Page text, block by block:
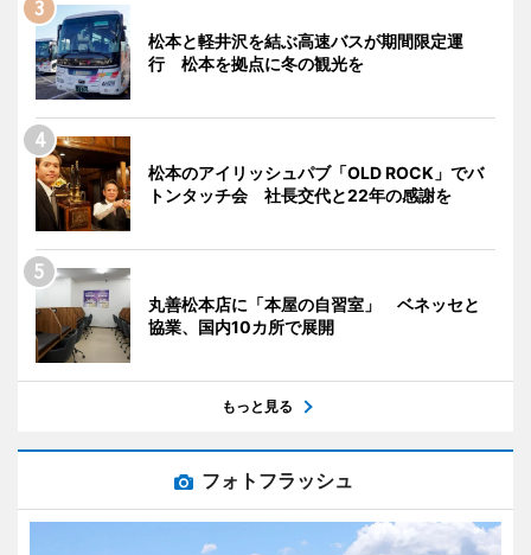
松本と軽井沢を結ぶ高速バスが期間限定運
行 松本を拠点に冬の観光を
松本のアイリッシュパブ「OLD ROCK」でバ
トンタッチ会 社長交代と22年の感謝を
丸善松本店に「本屋の自習室」 ベネッセと
協業、国内10カ所で展開
もっと見る
フォトフラッシュ